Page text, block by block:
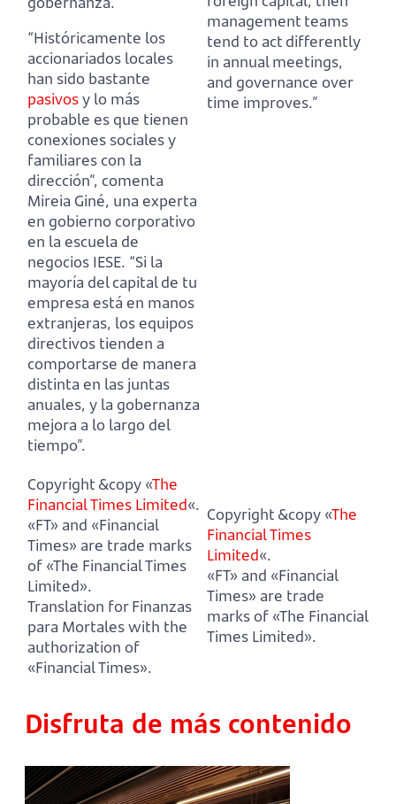
“Históricamente los
accionariados locales
han sido bastante
pasivosy lo más
probable es que tienen
conexiones sociales y
familiares con la
dirección”, comenta
Mireia Giné, una experta
en gobierno corporativo
en la escuela de
negocios IESE. “Si la
mayoría del capital de tu
empresa está en manos
extranjeras, los equipos
directivos tienden a
comportarse de manera
distinta en las juntas
anuales, y la gobernanza
mejora a lo largo del
tiempo”.
management teams
tend to act differently
in annual meetings,
and governance over
time improves.”
Copyright &copy «The
Financial Times Limited«.
«FT» and «Financial
Times» are trade marks
of «The Financial Times
Limited».
Translation for Finanzas
para Mortales with the
authorization of
«Financial Times».
Copyright &copy «The
Financial Times
Limited«.
«FT» and «Financial
Times» are trade
marks of «The Financial
Times Limited».
Disfruta de más contenido